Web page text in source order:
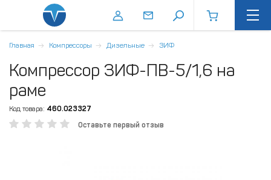
Главная Компрессоры Дизельные ЗИФ
Компрессор ЗИФ-ПВ-5/1,6 на
раме
Код товара: 460.023327
Оставьте первый отзыв